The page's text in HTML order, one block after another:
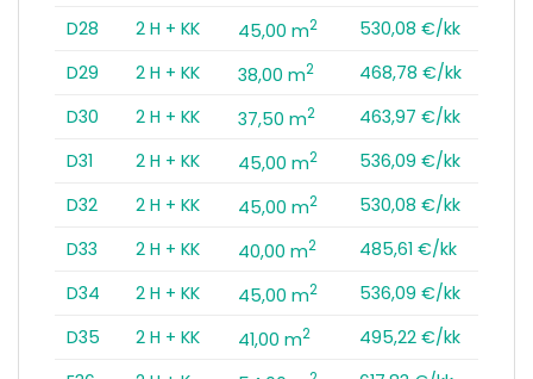
D28
2 H + KK 45,00 m2
530,08 €/kk
D29
2 H + KK 38,00 m2
468,78 €/kk
D30
2 H + KK 37,50 m2
463,97 €/kk
D31
2 H + KK 45,00 m2
536,09 €/kk
D32
2 H + KK 45,00 m2
530,08 €/kk
D33
2 H + KK 40,00 m2
485,61 €/kk
D34
2 H + KK 45,00 m2
536,09 €/kk
D35
2 H + KK 41,00 m2
495,22 €/kk